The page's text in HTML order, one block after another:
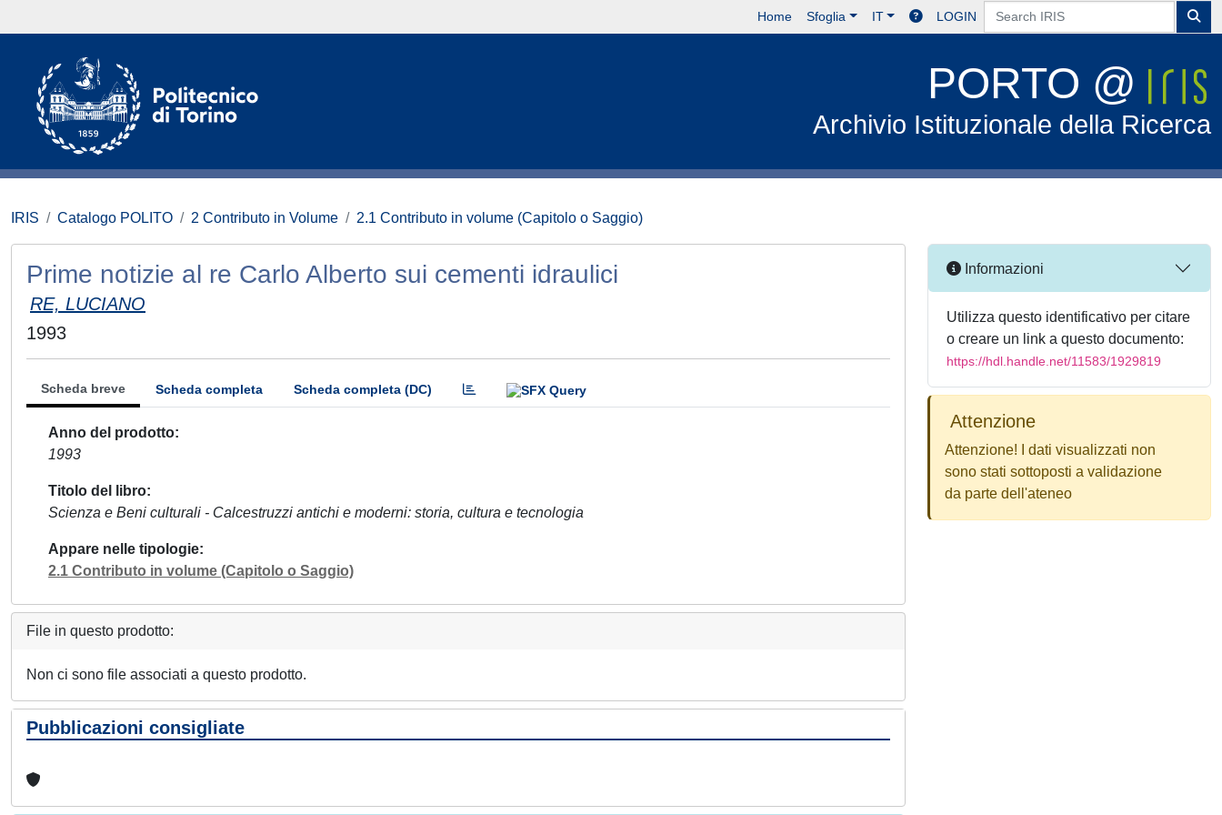
Home Sfoglia IT LOGIN
PORTO @
Archivio Istituzionale della Ricerca
IRIS Catalogo POLITO 2 Contributo in Volume 2.1 Contributo in volume (Capitolo o Saggio)
Prime notizie al re Carlo Alberto sui cementi idraulici
RE, LUCIANO
1993
Scheda breve Scheda completa Scheda completa (DC)
Anno del prodotto
1993
Titolo del libro
Scienza e Beni culturali - Calcestruzzi antichi e moderni: storia, cultura e tecnologia
Appare nelle tipologie
2.1 Contributo in volume (Capitolo o Saggio)
File in questo prodotto:
Non ci sono file associati a questo prodotto.
Pubblicazioni consigliate
Informazioni
Utilizza questo identificativo per citare
o creare un link a questo documento:
https://hdl.handle.net/11583/1929819
Attenzione
Attenzione! I dati visualizzati non
sono stati sottoposti a validazione
da parte dell'ateneo